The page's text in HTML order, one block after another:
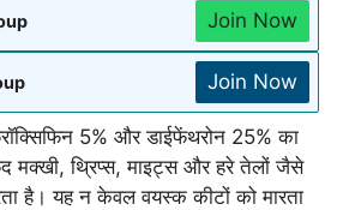
Join Now
Join Now
5% और डाईफेंथरोन 25% का
मक्खी, थ्रिप्स, माइट्स और हरे तेलों जैसे
है। यह न केवल वयस्क कीटों को मारता